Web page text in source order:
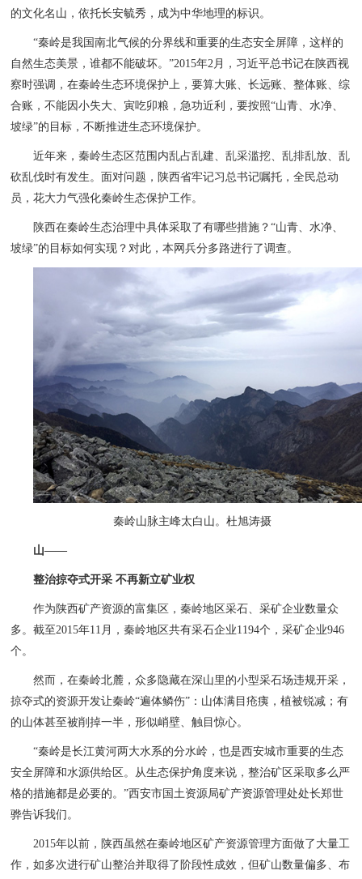
的文化名山，依托长安毓秀，成为中华地理的标识。
“秦岭是我国南北气候的分界线和重要的生态安全屏障，这样的
自然生态美景，谁都不能破坏。”2015年2月，习近平总书记在陕西视
察时强调，在秦岭生态环境保护上，要算大账、长远账、整体账、综
合账，不能因小失大、寅吃卯粮，急功近利，要按照“山青、水净、
坡绿”的目标，不断推进生态环境保护。
近年来，秦岭生态区范围内乱占乱建、乱采滥挖、乱排乱放、乱
砍乱伐时有发生。面对问题，陕西省牢记习总书记嘱托，全民总动
员，花大力气强化秦岭生态保护工作。
陕西在秦岭生态治理中具体采取了有哪些措施？“山青、水净、
坡绿”的目标如何实现？对此，本网兵分多路进行了调查。
秦岭山脉主峰太白山。杜旭涛摄
山——
整治掠夺式开采 不再新立矿业权
作为陕西矿产资源的富集区，秦岭地区采石、采矿企业数量众
多。截至2015年11月，秦岭地区共有采石企业1194个，采矿企业946
个。
然而，在秦岭北麓，众多隐藏在深山里的小型采石场违规开采，
掠夺式的资源开发让秦岭“遍体鳞伤”：山体满目疮痍，植被锐减；有
的山体甚至被削掉一半，形似峭壁、触目惊心。
“秦岭是长江黄河两大水系的分水岭，也是西安城市重要的生态
安全屏障和水源供给区。从生态保护角度来说，整治矿区采取多么严
格的措施都是必要的。”西安市国土资源局矿产资源管理处处长郑世
骅告诉我们。
2015年以前，陕西虽然在秦岭地区矿产资源管理方面做了大量工
作，如多次进行矿山整治并取得了阶段性成效，但矿山数量偏多、布